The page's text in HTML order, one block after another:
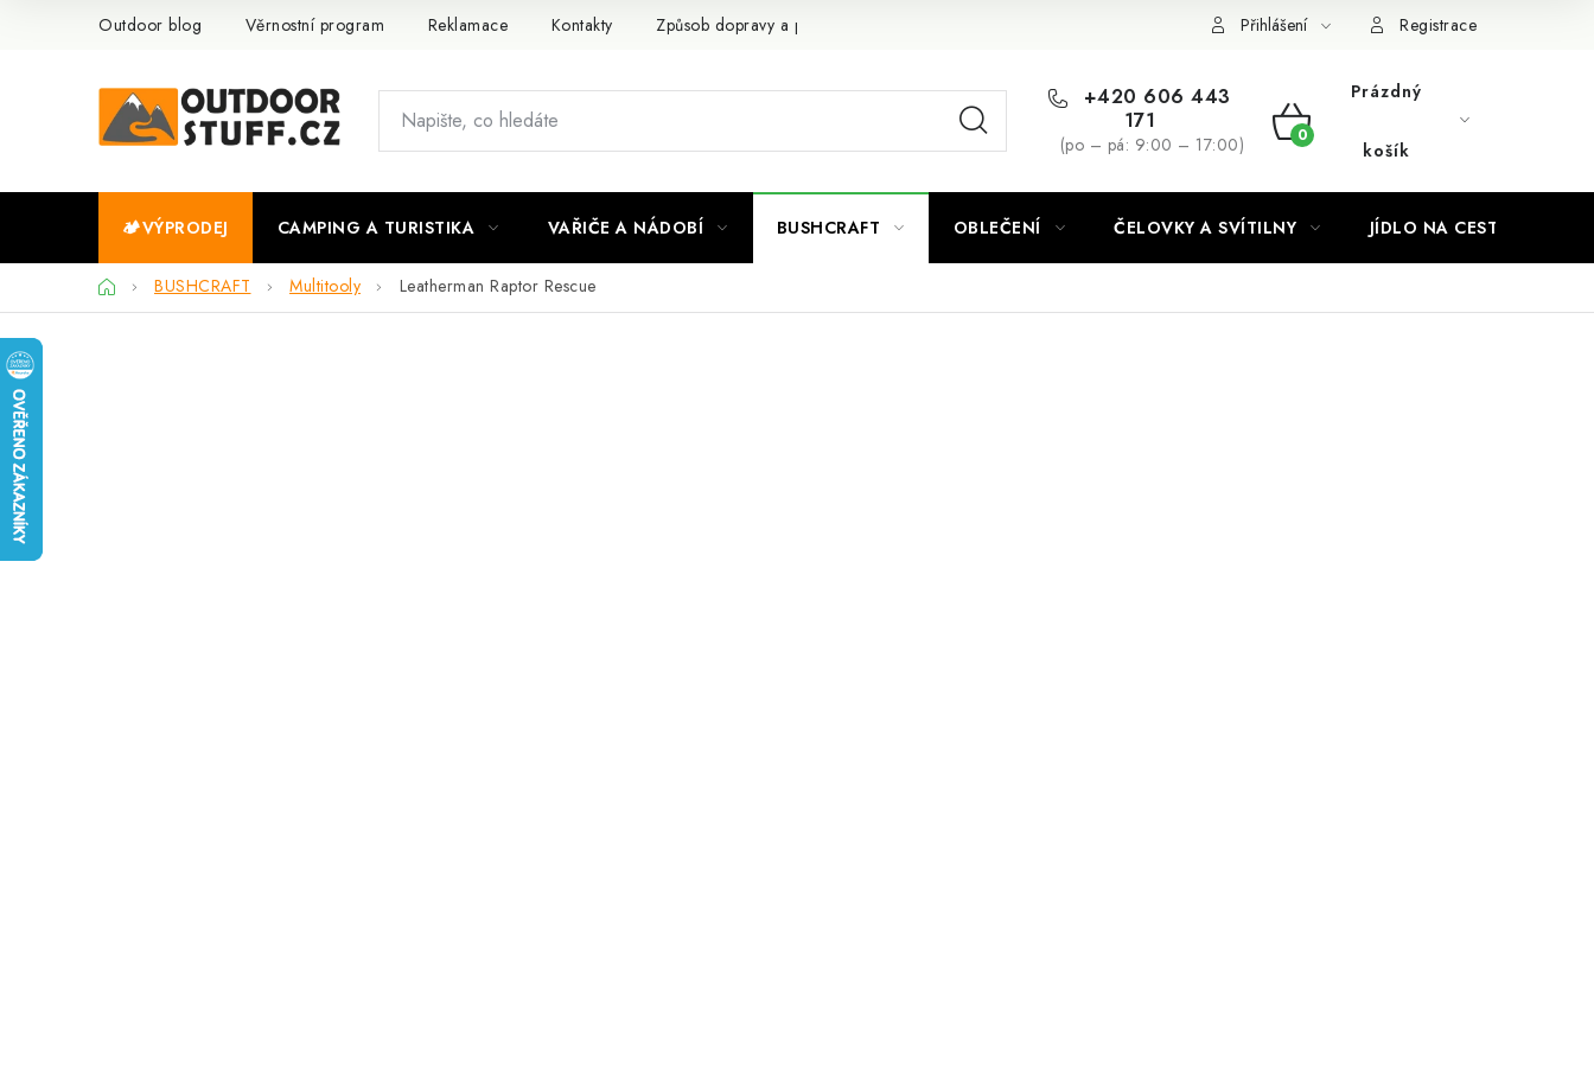
Outdoor blog Věrnostní program Reklamace Kontakty Způsob dopravy a platby Podmínky ochrany osobních údajů
Přihlášení Registrace
+420 606 443
171
(po – pá: 9:00 – 17:00)
NÁKUPNÍ
Prázdný
košík
🏕️VÝPRODEJ CAMPING A TURISTIKA VAŘIČE A NÁDOBÍ BUSHCRAFT OBLEČENÍ ČELOVKY A SVÍTILNY JÍDLO NA CESTY
DomůBUSHCRAFT Multitooly Leatherman Raptor Rescue